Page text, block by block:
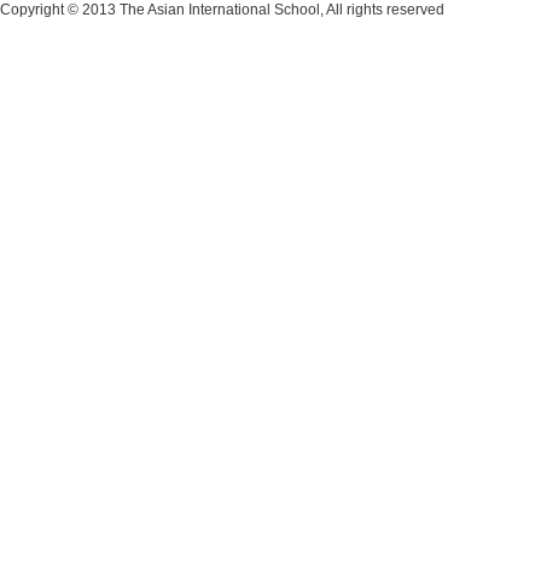
Copyright © 2013 The Asian International School, All rights reserved